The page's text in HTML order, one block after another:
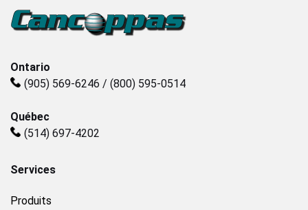
Ontario
(905) 569-6246 / (800) 595-0514
Québec
(514) 697-4202
Services
Produits